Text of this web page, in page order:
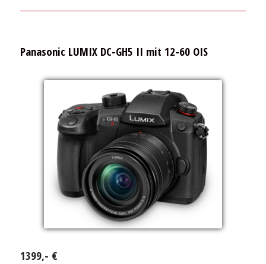
Panasonic LUMIX DC-GH5 II mit 12-60 OIS
1399,- €